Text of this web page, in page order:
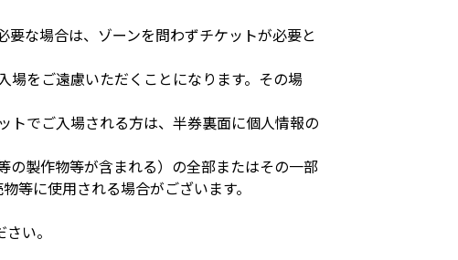
な場合は、ゾーンを問わずチケットが必要と
をご遠慮いただくことになります。その場
でご入場される方は、半券裏面に個人情報の
製作物等が含まれる）の全部またはその一部
等に使用される場合がございます。
い。